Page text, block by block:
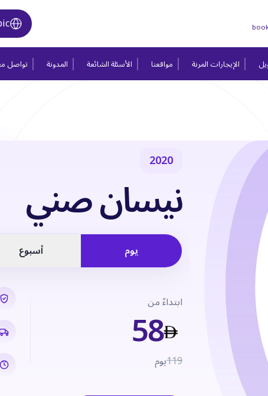
الإيجارات المرنة مواقعنا الأسئلة الشائعة المدونة تواصل
2020
نيسان صني
يوم أسبوع
ابتداءً من58119يوم